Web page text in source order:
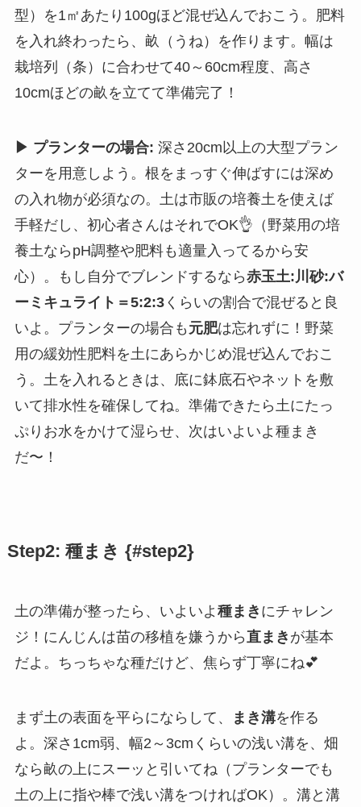
型）を1㎡あたり100gほど混ぜ込んでおこう。肥料
を入れ終わったら、畝（うね）を作ります。幅は
栽培列（条）に合わせて40～60cm程度、高さ
10cmほどの畝を立てて準備完了！
▶ プランターの場合: 深さ20cm以上の大型プラン
ターを用意しよう。根をまっすぐ伸ばすには深め
の入れ物が必須なの。土は市販の培養土を使えば
手軽だし、初心者さんはそれでOK👌（野菜用の培
養土ならpH調整や肥料も適量入ってるから安
心）。もし自分でブレンドするなら赤玉土:川砂:バ
ーミキュライト＝5:2:3くらいの割合で混ぜると良
いよ。プランターの場合も 元肥は忘れずに！野菜
用の緩効性肥料を土にあらかじめ混ぜ込んでおこ
う。土を入れるときは、底に鉢底石やネットを敷
いて排水性を確保してね。準備できたら土にたっ
ぷりお水をかけて湿らせ、次はいよいよ種まき
だ〜！
Step2: 種まき {#step2}
土の準備が整ったら、いよいよ 種まき にチャレン
ジ！にんじんは苗の移植を嫌うから直まき が基本
だよ。ちっちゃな種だけど、焦らず丁寧にね💕
まず土の表面を平らにならして、 まき溝を作る
よ。深さ1cm弱、幅2～3cmくらいの浅い溝を、畑
なら畝の上にスーッと引いてね（プランターでも
土の上に指や棒で浅い溝をつければOK）。溝と溝